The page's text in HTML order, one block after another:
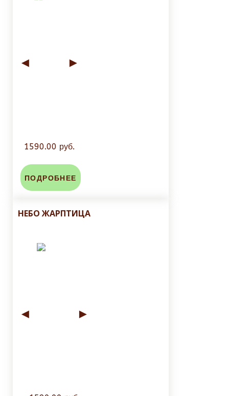
◄ ►
1590.00 руб.
ПОДРОБНЕЕ
НЕБО ЖАРПТИЦА
◄ ►